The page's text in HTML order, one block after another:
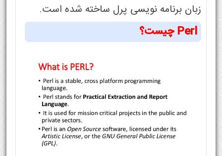
زبان برنامه نویسی پرل ساخته شده است.
Perl چیست؟